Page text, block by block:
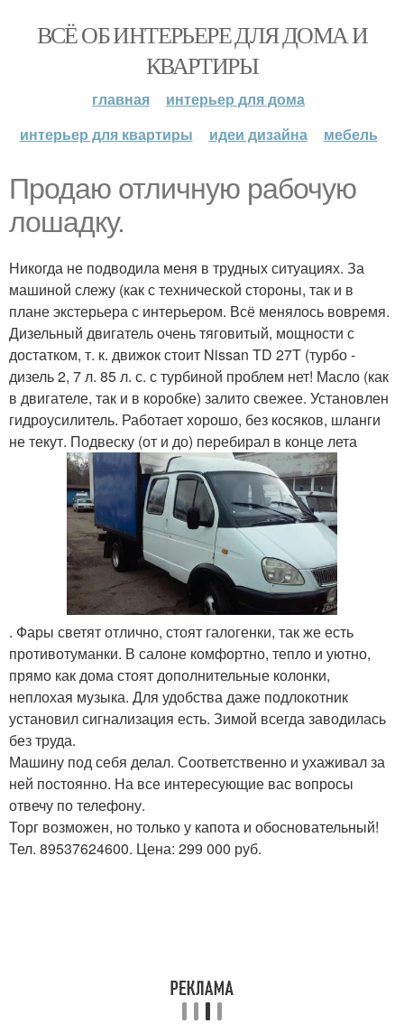
ВСЁ ОБ ИНТЕРЬЕРЕ ДЛЯ ДОМА И
КВАРТИРЫ
главная
интерьер для дома
интерьер для квартиры
идеи дизайна мебель
Продаю отличную рабочую
лошадку.
Никогда не подводила меня в трудных ситуациях. За
машиной слежу (как с технической стороны, так и в
плане экстерьера с интерьером. Всё менялось вовремя.
Дизельный двигатель очень тяговитый, мощности с
достатком, т. к. движок стоит Nissan TD 27T (турбо -
дизель 2, 7 л. 85 л. с. с турбиной проблем нет! Масло (как
в двигателе, так и в коробке) залито свежее. Установлен
гидроусилитель. Работает хорошо, без косяков, шланги
не текут. Подвеску (от и до) перебирал в конце лета
. Фары светят отлично, стоят галогенки, так же есть
противотуманки. В салоне комфортно, тепло и уютно,
прямо как дома стоят дополнительные колонки,
неплохая музыка. Для удобства даже подлокотник
установил сигнализация есть. Зимой всегда заводилась
без труда.
Машину под себя делал. Соответственно и ухаживал за
ней постоянно. На все интересующие вас вопросы
отвечу по телефону.
Торг возможен, но только у капота и обосновательный!
Тел. 89537624600. Цена: 299 000 руб.